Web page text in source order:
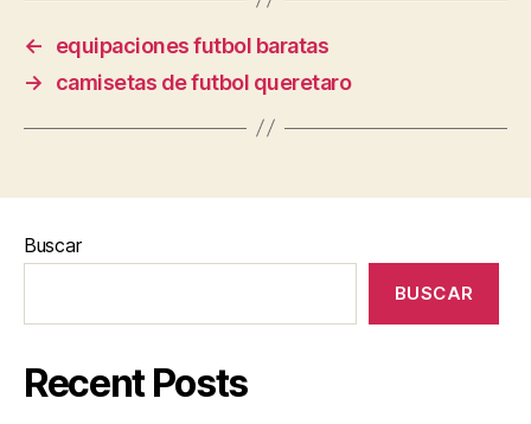
←
equipaciones futbol baratas
→
camisetas de futbol queretaro
Buscar
BUSCAR
Recent Posts